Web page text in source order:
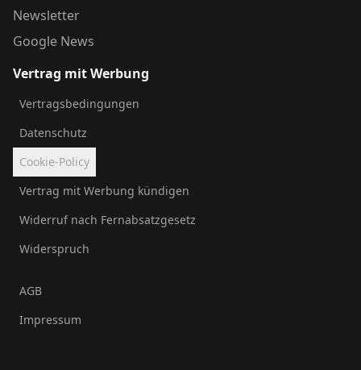
Newsletter
Google News
Vertrag mit Werbung
Vertragsbedingungen
Datenschutz
Cookie-Policy
Vertrag mit Werbung kündigen
Widerruf nach Fernabsatzgesetz
Widerspruch
AGB
Impressum